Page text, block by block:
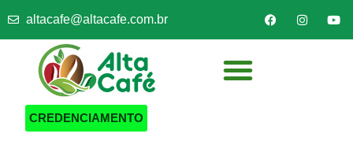
altacafe@altacafe.com.br
CREDENCIAMENTO